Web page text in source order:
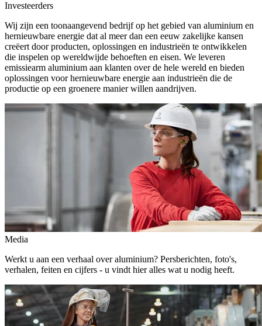
Investeerders
Wij zijn een toonaangevend bedrijf op het gebied van aluminium en
hernieuwbare energie dat al meer dan een eeuw zakelijke kansen
creëert door producten, oplossingen en industrieën te ontwikkelen
die inspelen op wereldwijde behoeften en eisen. We leveren
emissiearm aluminium aan klanten over de hele wereld en bieden
oplossingen voor hernieuwbare energie aan industrieën die de
productie op een groenere manier willen aandrijven.
Media
Werkt u aan een verhaal over aluminium? Persberichten, foto's,
verhalen, feiten en cijfers - u vindt hier alles wat u nodig heeft.